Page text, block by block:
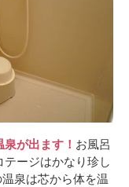
が出ます！ お風呂
ージはかなり珍し
泉は芯から体を温